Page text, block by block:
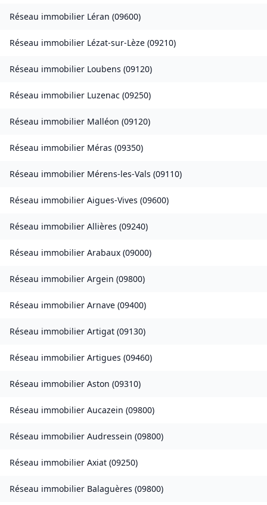
Réseau immobilier Léran (09600)
Réseau immobilier Lézat-sur-Lèze (09210)
Réseau immobilier Loubens (09120)
Réseau immobilier Luzenac (09250)
Réseau immobilier Malléon (09120)
Réseau immobilier Méras (09350)
Réseau immobilier Mérens-les-Vals (09110)
Réseau immobilier Aigues-Vives (09600)
Réseau immobilier Allières (09240)
Réseau immobilier Arabaux (09000)
Réseau immobilier Argein (09800)
Réseau immobilier Arnave (09400)
Réseau immobilier Artigat (09130)
Réseau immobilier Artigues (09460)
Réseau immobilier Aston (09310)
Réseau immobilier Aucazein (09800)
Réseau immobilier Audressein (09800)
Réseau immobilier Axiat (09250)
Réseau immobilier Balaguères (09800)